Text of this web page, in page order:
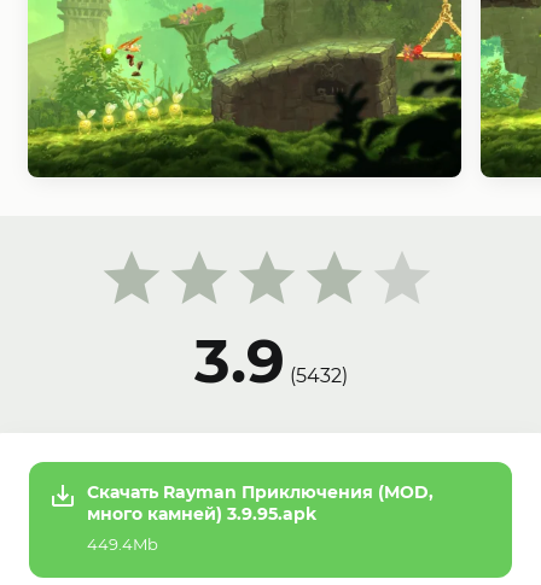
3.9 (5432)
Скачать Rayman Приключения (MOD,
много камней) 3.9.95.apk
449.4Mb